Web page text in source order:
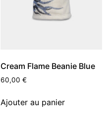
Cream Flame Beanie Blue
60,00 €
Ajouter au panier